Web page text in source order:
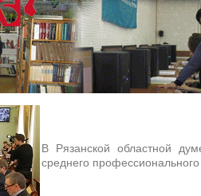
В Рязанской областной
среднего